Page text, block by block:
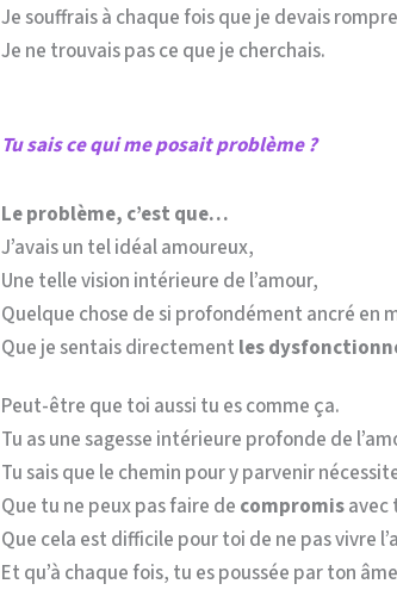
Je souffrais à chaque fois que je devais
Je ne trouvais pas ce que je cherchais.
Tu sais ce qui me posait problème ?
Le problème, c’est que…
J’avais un tel idéal amoureux,
Une telle vision intérieure de l’amour,
Quelque chose de si profondément ancré en
Que je sentais directement les
Peut-être que toi aussi tu es comme ça.
Tu as une sagesse intérieure profonde de
Tu sais que le chemin pour y parvenir
Que tu ne peux pas faire de compromisavec
Que cela est difficile pour toi de ne pas vivre
Et qu’à chaque fois, tu es poussée par ton